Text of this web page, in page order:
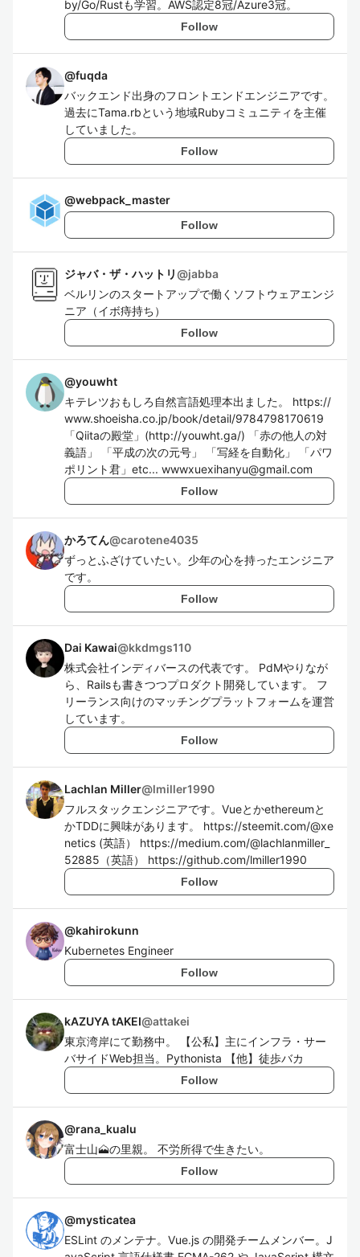
by/Go/Rustも学習。AWS認定8冠/Azure3冠。
Follow
@fuqda
バックエンド出身のフロントエンドエンジニアです。
過去にTama.rbという地域Rubyコミュニティを主催
していました。
Follow
@webpack_master
Follow
ジャバ・ザ・ハットリ@jabba
ベルリンのスタートアップで働くソフトウェアエンジ
ニア（イボ痔持ち）
Follow
@youwht
キテレツおもしろ自然言語処理本出ました。 https://
www.shoeisha.co.jp/book/detail/9784798170619
「Qiitaの殿堂」(http://youwht.ga/) 「赤の他人の対
義語」 「平成の次の元号」 「写経を自動化」 「パワ
ポリント君」etc... wwwxuexihanyu@gmail.com
Follow
かろてん@carotene4035
ずっとふざけていたい。少年の心を持ったエンジニア
です。
Follow
Dai Kawai@kkdmgs110
株式会社インディバースの代表です。 PdMやりなが
ら、Railsも書きつつプロダクト開発しています。 フ
リーランス向けのマッチングプラットフォームを運営
しています。
Follow
Lachlan Miller@lmiller1990
フルスタックエンジニアです。Vueとかethereumと
かTDDに興味があります。 https://steemit.com/@xe
netics (英語） https://medium.com/@lachlanmiller_
52885（英語） https://github.com/lmiller1990
Follow
@kahirokunn
Kubernetes Engineer
Follow
kAZUYA tAKEI@attakei
東京湾岸にて勤務中。 【公私】主にインフラ・サー
バサイドWeb担当。Pythonista 【他】徒歩バカ
Follow
@rana_kualu
富士山🗻の里親。 不労所得で生きたい。
Follow
@mysticatea
ESLint のメンテナ。Vue.js の開発チームメンバー。J